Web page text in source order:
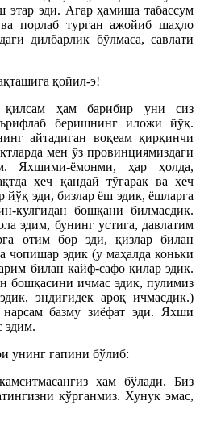
этар эди. Агар ҳамиша табассум
порлаб турган ажойиб шаҳло
дилбарлик бўлмаса, савлати
қойил-э!
ҳам барибир уни сиз
беришнинг иложи йўқ.
айтадиган воқеам қирқинчи
мен ўз провинциямиздаги
Яхшими-ёмонми, ҳар ҳолда,
ҳеч қандай тўгарак ва ҳеч
йўқ эди, бизлар ёш эдик, ёшларга
кулгидан бошқани билмасдик.
эдим, бунинг устига, давлатим
отим бор эди, қизлар билан
чопишар эдик (у маҳалда коньки
билан кайф-сафо қилар эдик.
бошқасини ичмас эдик, пулимиз
эндигидек ароқ ичмасдик.)
базму зиёфат эди. Яхши
эдим.
унинг гапини бўлиб:
ҳам бўлади. Биз
кўрганмиз. Хунук эмас,